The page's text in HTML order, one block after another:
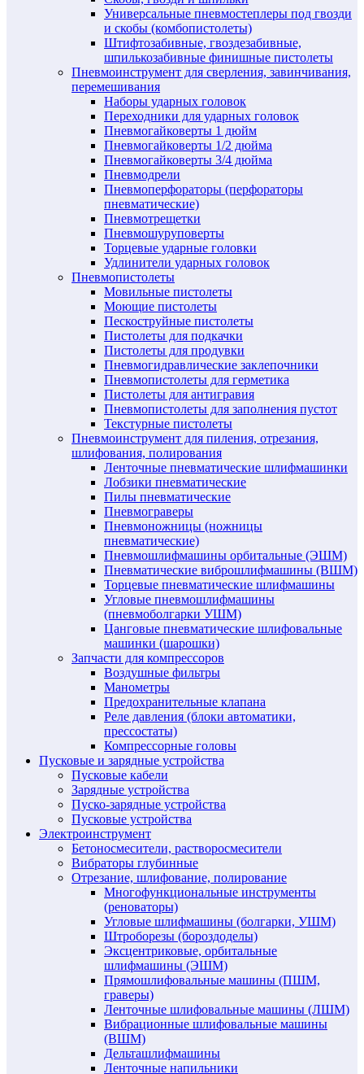
Универсальные пневмостеплеры под гвозди
и скобы (комбопистолеты)
Штифтозабивные, гвоздезабивные,
шпилькозабивные финишные пистолеты
Пневмоинструмент для сверления, завинчивания,
перемешивания
Наборы ударных головок
Переходники для ударных головок
Пневмогайковерты 1 дюйм
Пневмогайковерты 1/2 дюйма
Пневмогайковерты 3/4 дюйма
Пневмодрели
Пневмоперфораторы (перфораторы
пневматические)
Пневмотрещетки
Пневмошуруповерты
Торцевые ударные головки
Удлинители ударных головок
Пневмопистолеты
Мовильные пистолеты
Моющие пистолеты
Пескоструйные пистолеты
Пистолеты для подкачки
Пистолеты для продувки
Пневмогидравлические заклепочники
Пневмопистолеты для герметика
Пистолеты для антигравия
Пневмопистолеты для заполнения пустот
Текстурные пистолеты
Пневмоинструмент для пиления, отрезания,
шлифования, полирования
Ленточные пневматические шлифмашинки
Лобзики пневматические
Пилы пневматические
Пневмограверы
Пневмоножницы (ножницы
пневматические)
Пневмошлифмашины орбитальные (ЭШМ)
Пневматические виброшлифмашины (ВШМ)
Торцевые пневматические шлифмашины
Угловые пневмошлифмашины
(пневмоболгарки УШМ)
Цанговые пневматические шлифовальные
машинки (шарошки)
Запчасти для компрессоров
Воздушные фильтры
Манометры
Предохранительные клапана
Реле давления (блоки автоматики,
прессостаты)
Компрессорные головы
Пусковые и зарядные устройства
Пусковые кабели
Зарядные устройства
Пуско-зарядные устройства
Пусковые устройства
Электроинструмент
Бетоносмесители, растворосмесители
Вибраторы глубинные
Отрезание, шлифование, полирование
Многофункциональные инструменты
(реноваторы)
Угловые шлифмашины (болгарки, УШМ)
Штроборезы (бороздоделы)
Эксцентриковые, орбитальные
шлифмашины (ЭШМ)
Прямошлифовальные машины (ПШМ,
граверы)
Ленточные шлифовальные машины (ЛШМ)
Вибрационные шлифовальные машины
(ВШМ)
Дельташлифмашины
Ленточные напильники